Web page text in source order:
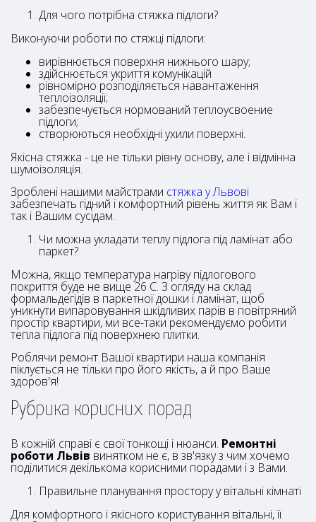
Для чого потрібна стяжка підлоги?
Виконуючи роботи по стяжці підлоги:
вирівнюється поверхня нижнього шару;
здійснюється укриття комунікацій
рівномірно розподіляється навантаження
теплоізоляції;
забезпечується нормований теплоусвоение
підлоги;
створюються необхідні ухили поверхні.
Якісна стяжка - це не тільки рівну основу, але і відмінна
шумоізоляція.
Зроблені нашими майстрами стяжка у Львові
забезпечать гідний і комфортний рівень життя як Вам і
так і Вашим сусідам.
Чи можна укладати теплу підлога під ламінат або
паркет?
Можна, якщо температура нагріву підлогового
покриття буде не вище 26 С. З огляду на склад
формальдегідів в паркетної дошки і ламінат, щоб
уникнути випаровування шкідливих парів в повітряний
простір квартири, ми все-таки рекомендуємо робити
тепла підлога під поверхнею плитки.
Роблячи ремонт Вашої квартири наша компанія
піклується не тільки про його якість, а й про Ваше
здоров'я!
Рубрика корисних порад
В кожній справі є свої тонкощі і нюанси. Ремонтні
роботи Львів винятком не є, в зв'язку з чим хочемо
поділитися декількома корисними порадами і з Вами.
Правильне планування простору у вітальні кімнаті
Для комфортного і якісного користування вітальні, її